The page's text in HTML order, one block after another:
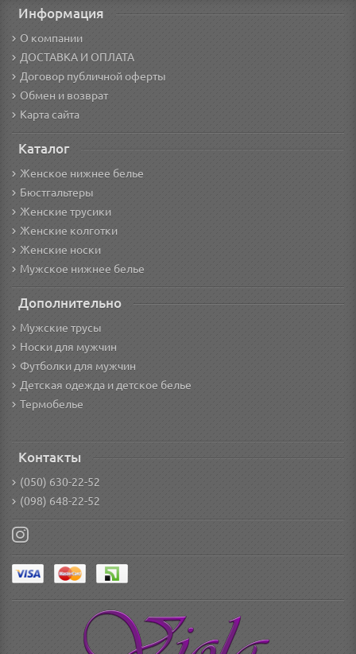
Информация
О компании
ДОСТАВКА И ОПЛАТА
Договор публичной оферты
Обмен и возврат
Карта сайта
Каталог
Женское нижнее белье
Бюстгальтеры
Женские трусики
Женские колготки
Женские носки
Мужское нижнее белье
Дополнительно
Мужские трусы
Носки для мужчин
Футболки для мужчин
Детская одежда и детское белье
Термобелье
Контакты
(050) 630-22-52
(098) 648-22-52